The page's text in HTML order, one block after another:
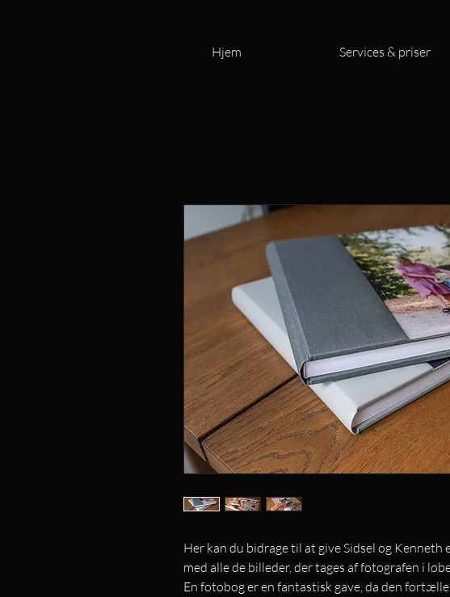
Hjem Services & priser
Her kan du bidrage til at give Sidsel og
med alle de billeder, der tages af fotografen i
En fotobog er en fantastisk gave, da den